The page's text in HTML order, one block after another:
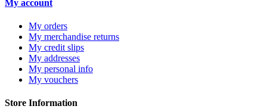
My account
My orders
My merchandise returns
My credit slips
My addresses
My personal info
My vouchers
Store Information